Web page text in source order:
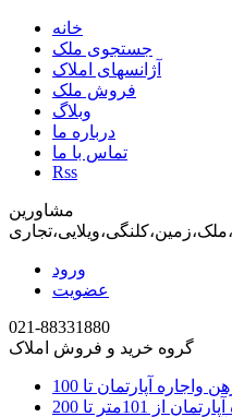
خانه
جستجوی ملک
آژانسهای املاک
فروش ملک
وبلاگ
درباره ما
تماس با ما
Rss
مشاورین
ورود
عضویت
021-88331880
گروه خرید و فروش املاک
واجاره آپارتمان تا 100
از 101متر تا 200